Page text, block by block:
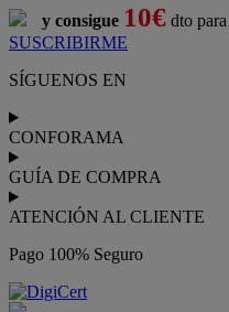
y consigue 10€ dto
SUSCRIBIRME
SÍGUENOS EN
CONFORAMA
GUÍA DE COMPRA
ATENCIÓN AL CLIENTE
Pago 100% Seguro